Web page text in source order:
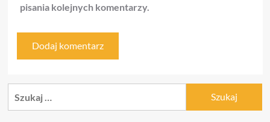
pisania kolejnych komentarzy.